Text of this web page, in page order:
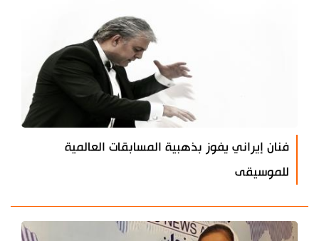
فنان إيراني يفوز بذهبية المسابقات العالمية
للموسيقى